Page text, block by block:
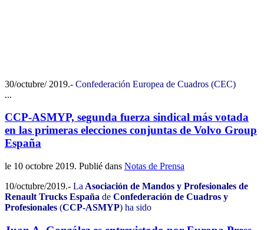
30/octubre/ 2019.- Confederación Europea de Cuadros (CEC)
...
CCP-ASMYP, segunda fuerza sindical más votada
en las primeras elecciones conjuntas de Volvo Group
España
le 10 octobre 2019. Publié dans Notas de Prensa
10/octubre/2019.- La Asociación de Mandos y Profesionales de
Renault Trucks España de Confederación de Cuadros y
Profesionales (CCP-ASMYP) ha sido